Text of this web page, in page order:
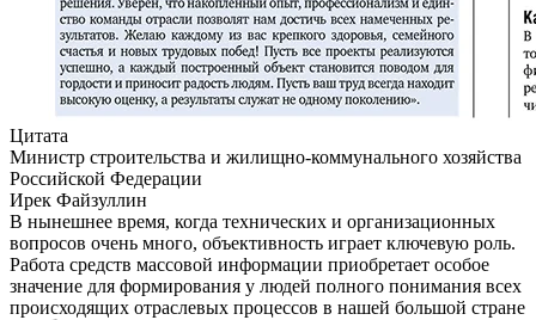
Цитата
Министр строительства и жилищно-коммунального хозяйства
Российской Федерации
Ирек Файзуллин
В нынешнее время, когда технических и организационных
вопросов очень много, объективность играет ключевую роль.
Работа средств массовой информации приобретает особое
значение для формирования у людей полного понимания всех
происходящих отраслевых процессов в нашей большой стране